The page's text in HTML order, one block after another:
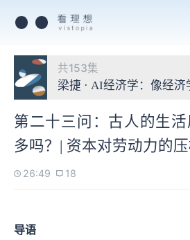
共153集
梁捷 · AI经济学：像经
第二十三问：古人的生
多吗？| 资本对劳动力的
26:49 18
导语